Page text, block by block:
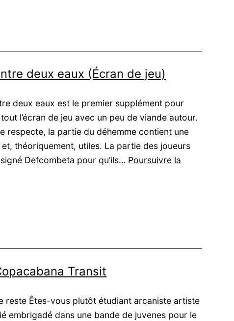
deux eaux (Écran de jeu)
deux eaux est le premier supplément pour
l’écran de jeu avec un peu de viande autour.
respecte, la partie du déhemme contient une
théoriquement, utiles. La partie des joueurs
Defcombeta pour qu’ils… Poursuivre la
Transit
reste Êtes-vous plutôt étudiant arcaniste artiste
embrigadé dans une bande de juvenes pour le